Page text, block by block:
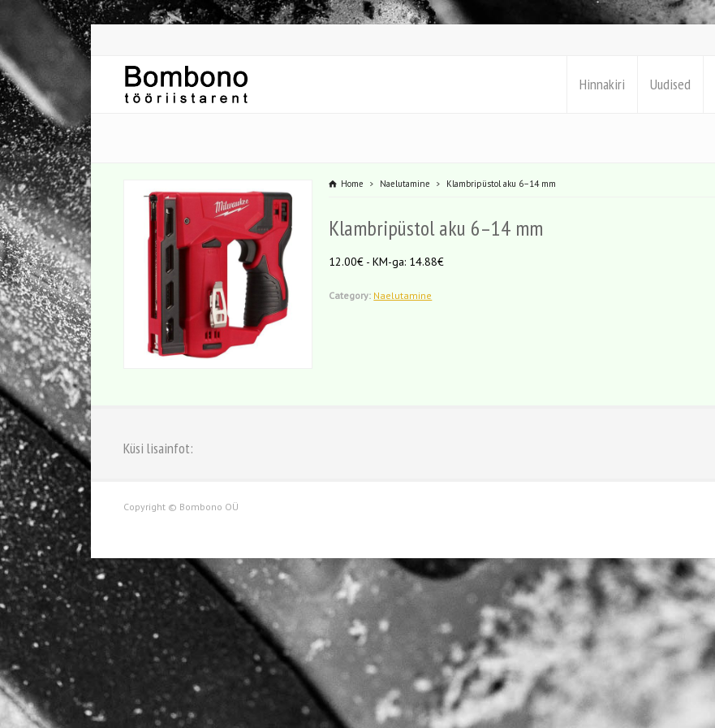
Hinnakiri Uudised
Home Naelutamine Klambripüstol aku 6–14 mm
Klambripüstol aku 6–14 mm
12.00€ - KM-ga: 14.88€
Category: Naelutamine
Küsi lisainfot:
Copyright © Bombono OÜ